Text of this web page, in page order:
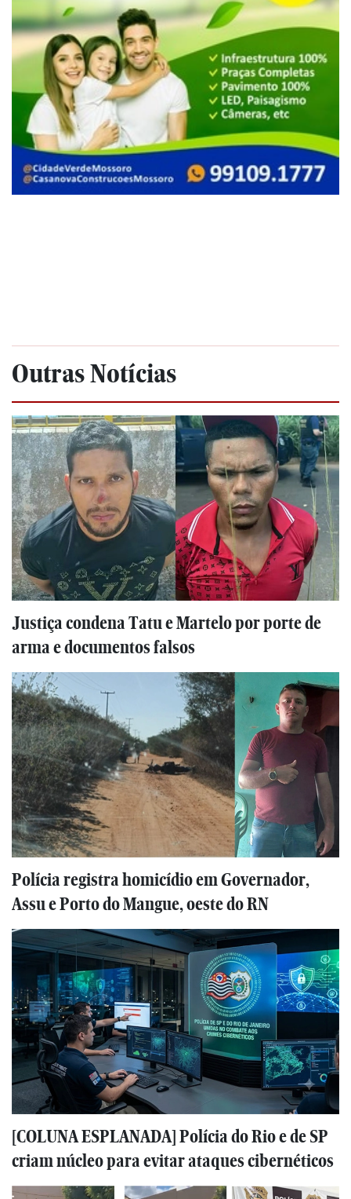
Outras Notícias
Justiça condena Tatu e Martelo por porte de
arma e documentos falsos
Polícia registra homicídio em Governador,
Assu e Porto do Mangue, oeste do RN
[COLUNA ESPLANADA] Polícia do Rio e de SP
criam núcleo para evitar ataques cibernéticos